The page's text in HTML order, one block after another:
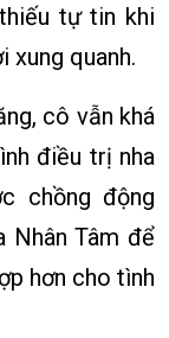
tự tin khi
xung quanh.
cô vẫn khá
điều trị nha
chồng động
Nhân Tâm để
hơn cho tình